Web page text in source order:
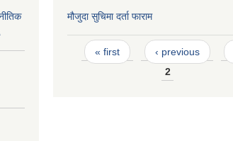
मौजुदा सुचिमा दर्ता फाराम
Pages
« first ‹ previous
2